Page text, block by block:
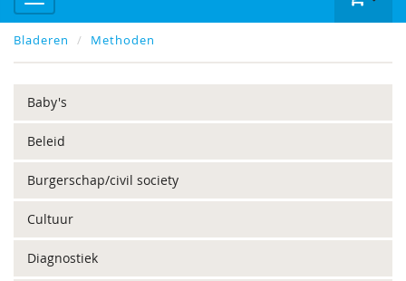
Bladeren Methoden
Baby's
Beleid
Burgerschap/civil society
Cultuur
Diagnostiek